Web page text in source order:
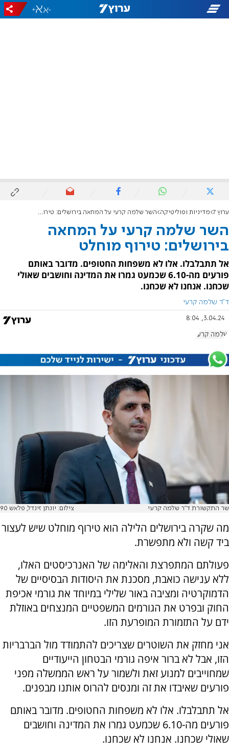
-
+
ערוץ 7 מדיניות ופוליטיקה השר שלמה קרעי על המחאה בירושלים: טירוף מוחלט
השר שלמה קרעי על המחאה
בירושלים: טירוף מוחלט
אל תתבלבלו. אלו לא משפחות החטופים. מדובר באותם
פורעים מה-6.10 שכמעט גמרו את המדינה וחושבים שאולי
שכחנו. אנחנו לא שכחנו.
ד"ר שלמה קרעי
3.04.24, 8:04
שלמה קרעי
שר התקשורת ד"ר שלמה קרעי צילום: יונתן זינדל, פלאש 90
מה שקרה בירושלים הלילה הוא טירוף מוחלט שיש לעצור
ביד קשה ולא מתפשרת.
פעולתם המתפרצת והאלימה של האנרכיסטים האלו,
ללא ענישה כואבת, מסכנת את היסודות הבסיסיים של
הדמוקרטיה ומציבה באור שלילי במיוחד את גורמי אכיפת
החוק ובפרט את הגורמים המשפטיים המנצחים באוזלת
ידם על התזמורת המופרעת הזו.
אני מחזק את השוטרים שצריכים להתמודד מול הברבריות
הזו, אבל לא ברור איפה גורמי הבטחון הייעודיים
שמחוייבים למנוע זאת ולשמור על ראש הממשלה מפני
פורעים שאיבדו את זה ומנסים להרוס אותנו מבפנים.
אל תתבלבלו. אלו לא משפחות החטופים. מדובר באותם
פורעים מה-6.10 שכמעט גמרו את המדינה וחושבים
שאולי שכחנו. אנחנו לא שכחנו.